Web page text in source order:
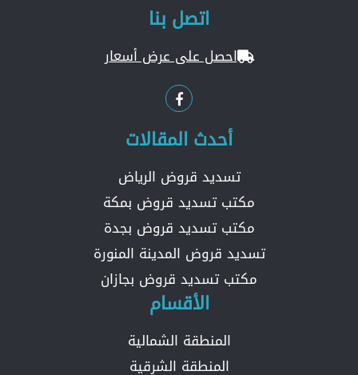
الأقسام
المنطقة الشمالية
المنطقة الشرقية
أحدث المقالات
تسديد قروض الرياض
مكتب تسديد قروض بمكة
مكتب تسديد قروض بجدة
تسديد قروض المدينة المنورة
مكتب تسديد قروض بجازان
اتصل بنا
احصل على عرض أسعار